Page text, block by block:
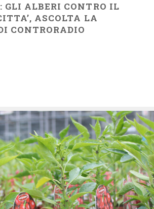
GLI ALBERI CONTRO IL
ASCOLTA LA
CONTRORADIO